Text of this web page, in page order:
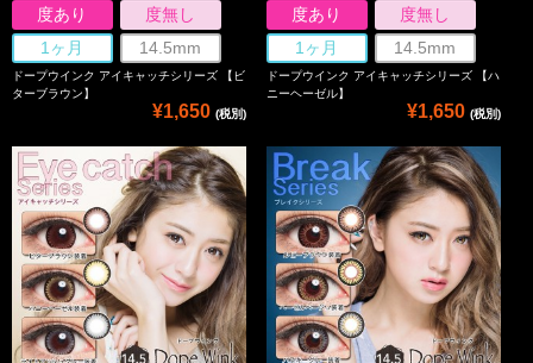
度あり
度無し
1ヶ月
14.5mm
ドープウインク アイキャッチシリーズ 【ビ
ターブラウン】
¥1,650 (税別)
度あり
度無し
1ヶ月
14.5mm
ドープウインク アイキャッチシリーズ 【ハ
ニーヘーゼル】
¥1,650 (税別)